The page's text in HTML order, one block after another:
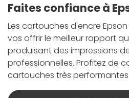
Faites confiance à
Les cartouches d'encre
vos offrir le meilleur rapport
produisant des impressions
professionnelles. Profitez de
cartouches très performantes